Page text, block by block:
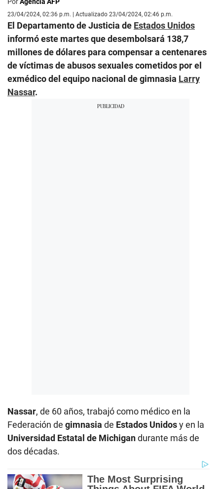
23/04/2024, 02:36 p.m. | Actualizado 23/04/2024, 02:46 p.m.
El Departamento de Justicia de Estados Unidos
informó este martes que desembolsará 138,7
millones de dólares para compensar a centenares
de víctimas de abusos sexuales cometidos por el
exmédico del equipo nacional de gimnasia Larry
Nassar.
Nassar, de 60 años, trabajó como médico en la
Federación de gimnasia de Estados Unidosy en la
Universidad Estatal de Michigandurante más de
dos décadas.